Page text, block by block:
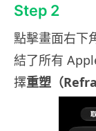
Step 2
點擊畫面右下
結了所有
擇重塑（